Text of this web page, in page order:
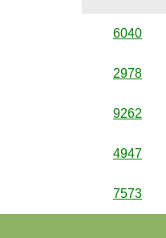
6040
2978
9262
4947
7573